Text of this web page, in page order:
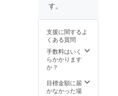
頂けた
いま
す。そ
の際は
改め私
の方か
絡差し
上げさ
す。
支援に関するよ
くある質問
手数料はいく
らかかります
か？
目標金額に届
かなかった場